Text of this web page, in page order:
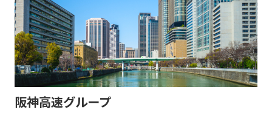
阪神高速グループ